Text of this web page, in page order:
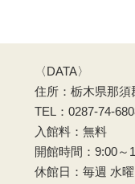
〈DATA〉
住所：栃木県那須
TEL：0287-74-
入館料：無料
開館時間：9:00～
休館日：毎週 水